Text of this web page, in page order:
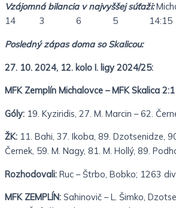
Vzájomná bilancia v najvyššej súťaži:
14 3 6 5 14:15
Posledný zápas doma so Skalicou:
27. 10. 2024, 12. kolo I. ligy 2024/25:
MFK Zemplín Michalovce – MFK Skalica
Góly: 19. Kyziridis, 27. M. Marcin – 62.
ŽK: 11. Bahi, 37. Ikoba, 89. Dzotsenidze,
Černek, 59. M. Nagy, 81. M. Hollý, 89.
Rozhodovali: Ruc – Štrbo, Bobko; 1263
MFK ZEMPLÍN: Sahinovič – L. Šimko,